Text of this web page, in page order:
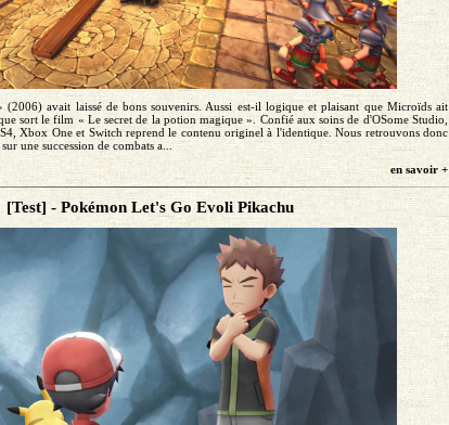
avait laissé de bons souvenirs. Aussi est-il logique et plaisant que Microïds ait
sort le film « Le secret de la potion magique ». Confié aux soins de d'OSome Studio,
Xbox One et Switch reprend le contenu originel à l'identique. Nous retrouvons donc
une succession de combats a...
en savoir +
[Test] - Pokémon Let's Go Evoli Pikachu